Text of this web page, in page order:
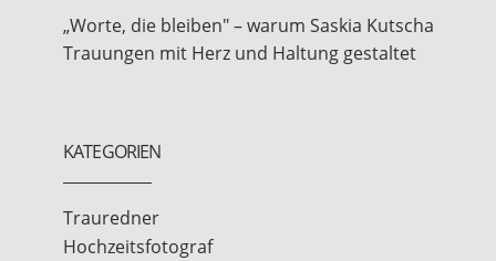
„Worte, die bleiben" – warum Saskia Kutscha
Trauungen mit Herz und Haltung gestaltet
KATEGORIEN
Trauredner
Hochzeitsfotograf